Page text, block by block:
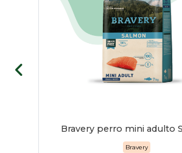
Bravery perro mini adulto
Bravery